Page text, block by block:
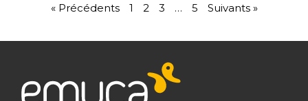
« Précédents 1 2 3 … 5 Suivants »